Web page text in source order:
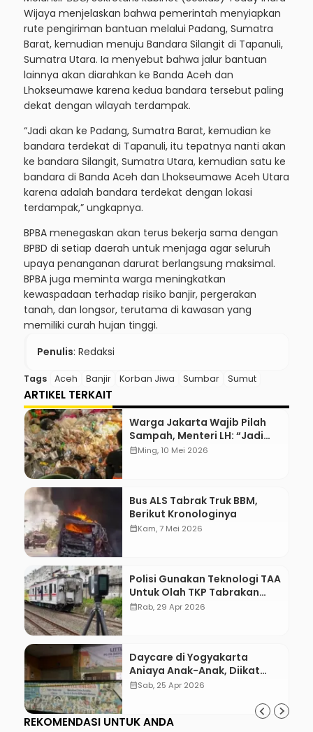
Wijaya menjelaskan bahwa pemerintah menyiapkan
rute pengiriman bantuan melalui Padang, Sumatra
Barat, kemudian menuju Bandara Silangit di Tapanuli,
Sumatra Utara. Ia menyebut bahwa jalur bantuan
lainnya akan diarahkan ke Banda Aceh dan
Lhokseumawe karena kedua bandara tersebut paling
dekat dengan wilayah terdampak.
“Jadi akan ke Padang, Sumatra Barat, kemudian ke
bandara terdekat di Tapanuli, itu tepatnya nanti akan
ke bandara Silangit, Sumatra Utara, kemudian satu ke
bandara di Banda Aceh dan Lhokseumawe Aceh Utara
karena adalah bandara terdekat dengan lokasi
terdampak,” ungkapnya.
BPBA menegaskan akan terus bekerja sama dengan
BPBD di setiap daerah untuk menjaga agar seluruh
upaya penanganan darurat berlangsung maksimal.
BPBA juga meminta warga meningkatkan
kewaspadaan terhadap risiko banjir, pergerakan
tanah, dan longsor, terutama di kawasan yang
memiliki curah hujan tinggi.
Penulis: Redaksi
Tags Aceh Banjir Korban Jiwa Sumbar Sumut
ARTIKEL TERKAIT
Warga Jakarta Wajib Pilah
Sampah, Menteri LH: “Jadi
Contoh Nih”
calendar_monthMing, 10 Mei 2026
Bus ALS Tabrak Truk BBM,
Berikut Kronologinya
calendar_monthKam, 7 Mei 2026
Polisi Gunakan Teknologi TAA
Untuk Olah TKP Tabrakan
Kereta Bekasi
calendar_monthRab, 29 Apr 2026
Daycare di Yogyakarta
Aniaya Anak-Anak, Diikat
Hingga Lebam
calendar_monthSab, 25 Apr 2026
REKOMENDASI UNTUK ANDA